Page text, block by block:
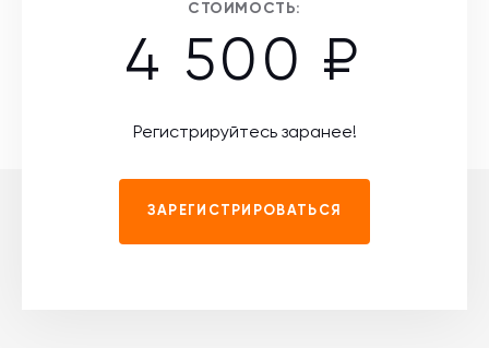
СТОИМОСТЬ:
4 500 ₽
Регистрируйтесь заранее!
ЗАРЕГИСТРИРОВАТЬСЯ